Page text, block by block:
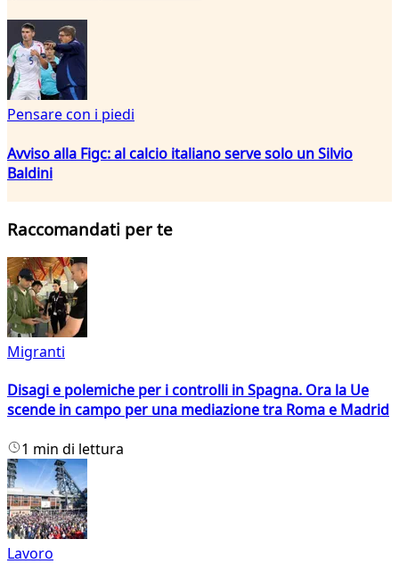
Pensare con i piedi
Avviso alla Figc: al calcio italiano serve solo un Silvio
Baldini
Raccomandati per te
Migranti
Disagi e polemiche per i controlli in Spagna. Ora la Ue
scende in campo per una mediazione tra Roma e Madrid
1 min di lettura
Lavoro